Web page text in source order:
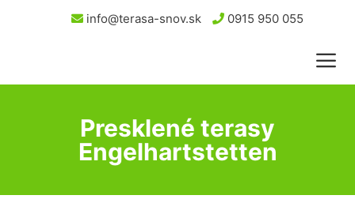
info@terasa-snov.sk 0915 950 055
Presklené terasy
Engelhartstetten